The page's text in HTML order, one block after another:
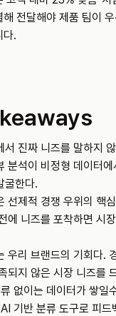
전달해야 제품 팀이
다.
서 진짜 니즈를 말하지
분석이 비정형 데이터에
굴한다.
선제적 경쟁 우위의 핵
에 니즈를 포착하면 시
우리 브랜드의 기회다.
되지 않은 시장 니즈를
없이는 데이터가 쌓일
기반 분류 도구로 피드